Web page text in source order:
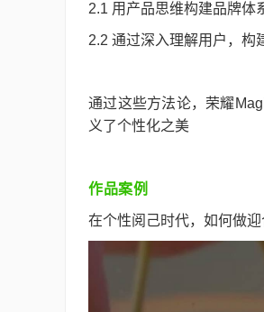
2.1 用产品思维构建品牌体
2.2 通过深入理解用户，构
通过这些方法论，荣耀
义了个性化之美
作品案例
在个性阅己时代，如何做